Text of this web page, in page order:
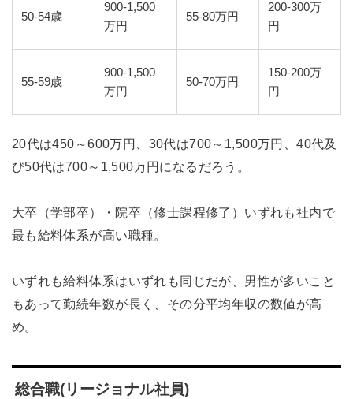
50-54歳
900-1,500
万円
55-80万円
200-300万
円
55-59歳
900-1,500
万円
50-70万円
150-200万
円
20代は450～600万円、30代は700～1,500万円、40代及
び50代は700～1,500万円になるだろう。
大卒（学部卒）・院卒（修士課程修了）いずれも社内で
最も給料体系が高い職種。
いずれも給料体系はいずれも同じだが、男性が多いこと
もあって勤続年数が長く、その分平均年収の数値が高
め。
総合職(リージョナル社員)